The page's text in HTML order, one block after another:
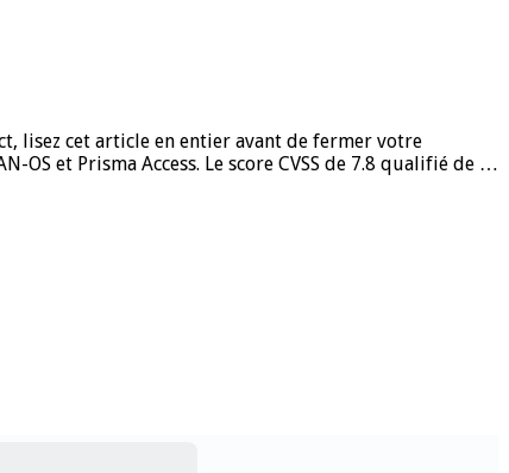
lisez cet article en entier avant de fermer votre
et Prisma Access. Le score CVSS de 7.8 qualifié de …